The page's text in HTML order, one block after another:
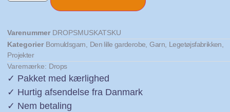
Varenummer DROPSMUSKATSKU
Kategorier Bomuldsgarn Den lille garderobe ,Garn Legetøjsfabrikken
Projekter
Varemærke: Drops
✓ Pakket med kærlighed
✓ Hurtig afsendelse fra Danmark
✓ Nem betaling